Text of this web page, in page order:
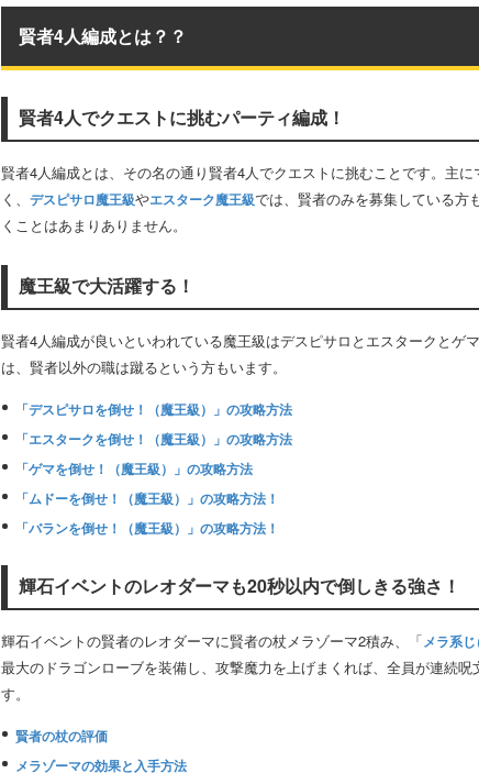
賢者4人編成とは？？
賢者4人でクエストに挑むパーティ編成！
賢者4人編成とは、その名の通り賢者4人でクエストに挑むことです。主
く、 デスピサロ魔王級やエスターク魔王級では、賢者のみを募集している方
くことはあまりありません。
魔王級で大活躍する！
賢者4人編成が良いといわれている魔王級はデスピサロとエスタークとゲ
は、賢者以外の職は蹴るという方もいます。
「デスピサロを倒せ！（魔王級）」の攻略方法
「エスタークを倒せ！（魔王級）」の攻略方法
「ゲマを倒せ！（魔王級）」の攻略方法
「ムドーを倒せ！（魔王級）」の攻略方法！
「バランを倒せ！（魔王級）」の攻略方法！
輝石イベントのレオダーマも20秒以内で倒しきる強さ！
輝石イベントの賢者のレオダーマに賢者の杖メラゾーマ2積み、「メラ系
最大のドラゴンローブを装備し、攻撃魔力を上げまくれば、全員が連続呪
す。
賢者の杖の評価
メラゾーマの効果と入手方法